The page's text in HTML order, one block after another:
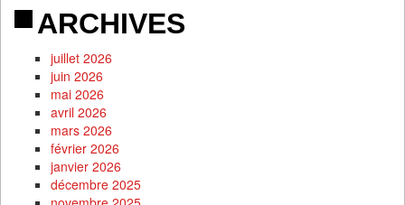
ARCHIVES
juillet 2026
juin 2026
mai 2026
avril 2026
mars 2026
février 2026
janvier 2026
décembre 2025